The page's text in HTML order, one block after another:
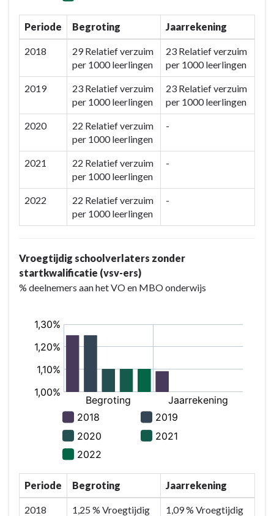
Periode Begroting Jaarrekening
2018
29 Relatief verzuim
per 1000 leerlingen
23 Relatief verzuim
per 1000 leerlingen
2019
23 Relatief verzuim
per 1000 leerlingen
23 Relatief verzuim
per 1000 leerlingen
2020
22 Relatief verzuim
per 1000 leerlingen
-
2021
22 Relatief verzuim
per 1000 leerlingen
-
2022
22 Relatief verzuim
per 1000 leerlingen
-
Vroegtijdig schoolverlaters zonder
startkwalificatie (vsv-ers)
% deelnemers aan het VO en MBO onderwijs
Periode Begroting Jaarrekening
2018
1,25 % Vroegtijdig
1,09 % Vroegtijdig